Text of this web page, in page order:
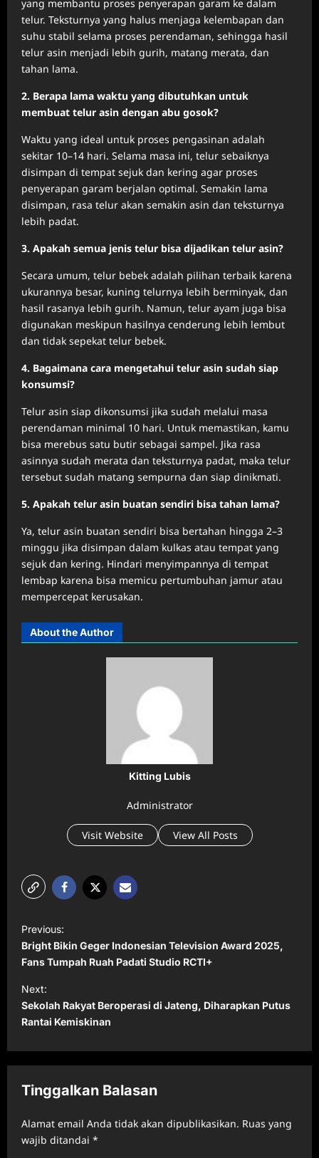
yang membantu proses penyerapan garam ke dalam
telur. Teksturnya yang halus menjaga kelembapan dan
suhu stabil selama proses perendaman, sehingga hasil
telur asin menjadi lebih gurih, matang merata, dan
tahan lama.
2. Berapa lama waktu yang dibutuhkan untuk
membuat telur asin dengan abu gosok?
Waktu yang ideal untuk proses pengasinan adalah
sekitar 10–14 hari. Selama masa ini, telur sebaiknya
disimpan di tempat sejuk dan kering agar proses
penyerapan garam berjalan optimal. Semakin lama
disimpan, rasa telur akan semakin asin dan teksturnya
lebih padat.
3. Apakah semua jenis telur bisa dijadikan telur asin?
Secara umum, telur bebek adalah pilihan terbaik karena
ukurannya besar, kuning telurnya lebih berminyak, dan
hasil rasanya lebih gurih. Namun, telur ayam juga bisa
digunakan meskipun hasilnya cenderung lebih lembut
dan tidak sepekat telur bebek.
4. Bagaimana cara mengetahui telur asin sudah siap
konsumsi?
Telur asin siap dikonsumsi jika sudah melalui masa
perendaman minimal 10 hari. Untuk memastikan, kamu
bisa merebus satu butir sebagai sampel. Jika rasa
asinnya sudah merata dan teksturnya padat, maka telur
tersebut sudah matang sempurna dan siap dinikmati.
5. Apakah telur asin buatan sendiri bisa tahan lama?
Ya, telur asin buatan sendiri bisa bertahan hingga 2–3
minggu jika disimpan dalam kulkas atau tempat yang
sejuk dan kering. Hindari menyimpannya di tempat
lembap karena bisa memicu pertumbuhan jamur atau
mempercepat kerusakan.
About the Author
Kitting Lubis
Administrator
Visit Website View All Posts
o
s
t
n
a
v
g
a
t
Previous:
Bright Bikin Geger Indonesian Television Award 2025,
Fans Tumpah Ruah Padati Studio RCTI+
Next:
Sekolah Rakyat Beroperasi di Jateng, Diharapkan Putus
Rantai Kemiskinan
Tinggalkan Balasan
Alamat email Anda tidak akan dipublikasikan. Ruas yang
wajib ditandai *